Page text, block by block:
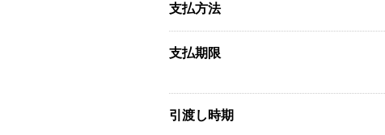
支払方法
支払期限
引渡し時期